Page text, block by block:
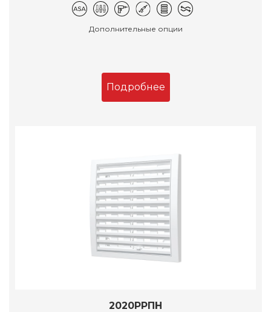
Дополнительные опции
Подробнее
2020РРПН